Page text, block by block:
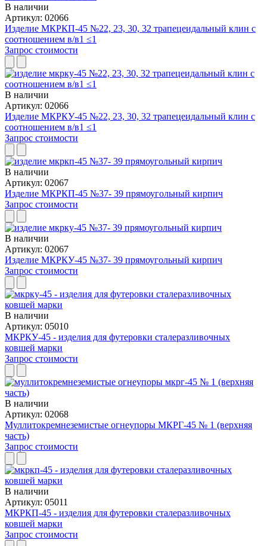
В наличии
Артикул: 02066
Изделие МКРКП-45 №22, 23, 30, 32 трапецеидальный клин с
соотношением в/в1 ≤1
Запрос стоимости
В наличии
Артикул: 02066
Изделие МКРКУ-45 №22, 23, 30, 32 трапецеидальный клин с
соотношением в/в1 ≤1
Запрос стоимости
В наличии
Артикул: 02067
Изделие МКРКП-45 №37- 39 прямоугольный кирпич
Запрос стоимости
В наличии
Артикул: 02067
Изделие МКРКУ-45 №37- 39 прямоугольный кирпич
Запрос стоимости
В наличии
Артикул: 05010
МКРКУ-45 - изделия для футеровки сталеразливочных
ковшей марки
Запрос стоимости
В наличии
Артикул: 02068
Муллитокремнеземи­стые огнеупоры МКРГ-45 № 1 (верхняя
часть)
Запрос стоимости
В наличии
Артикул: 05011
МКРКП-45 - изделия для футеровки сталеразливочных
ковшей марки
Запрос стоимости